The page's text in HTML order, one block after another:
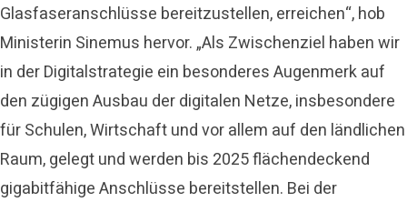
Glasfaseranschlüsse bereitzustellen, erreichen“, hob
Ministerin Sinemus hervor. „Als Zwischenziel haben wir
in der Digitalstrategie ein besonderes Augenmerk auf
den zügigen Ausbau der digitalen Netze, insbesondere
für Schulen, Wirtschaft und vor allem auf den ländlichen
Raum, gelegt und werden bis 2025 flächendeckend
gigabitfähige Anschlüsse bereitstellen. Bei der